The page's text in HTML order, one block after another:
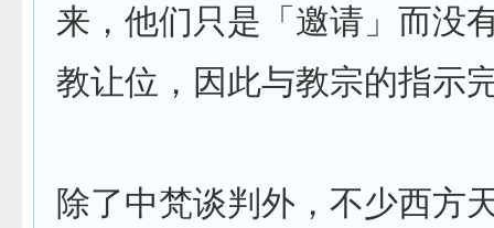
来，他们只是「邀请」而没
教让位，因此与教宗的指示
除了中梵谈判外，不少西方